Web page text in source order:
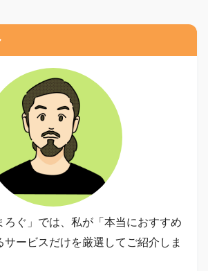
ろぐ」では、私が「本当におすすめ
サービスだけを厳選してご紹介しま